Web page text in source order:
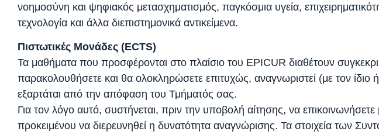
νοημοσύνη και ψηφιακός μετασχηματισμός, παγκόσμια υγεία,
τεχνολογία και άλλα διεπιστημονικά αντικείμενα.
Πιστωτικές Μονάδες (ECTS)
Τα μαθήματα που προσφέρονται στο πλαίσιο του EPICUR διαθέτουν
παρακολουθήσετε και θα ολοκληρώσετε επιτυχώς, αναγνωριστεί (με τον
εξαρτάται από την απόφαση του Τμήματός σας.
Για τον λόγο αυτό, συστήνεται, πριν την υποβολή αίτησης, να
προκειμένου να διερευνηθεί η δυνατότητα αναγνώρισης. Τα στοιχεία των